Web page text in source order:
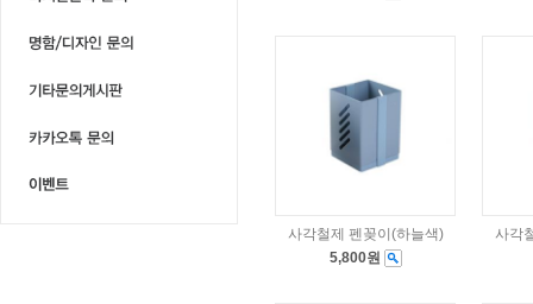
사각철제 펜꽂이(하늘색)
5,800원
사각